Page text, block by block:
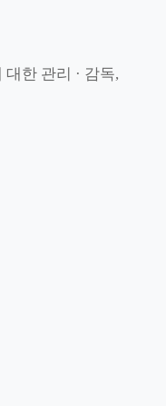
한 관리 · 감독,